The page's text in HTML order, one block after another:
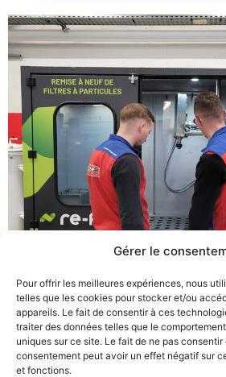
Gérer le
Pour offrir les meilleures expériences, nous
telles que les cookies pour stocker et/ou
appareils. Le fait de consentir à ces
traiter des données telles que le
uniques sur ce site. Le fait de ne pas consentir
consentement peut avoir un effet négatif sur
et fonctions.